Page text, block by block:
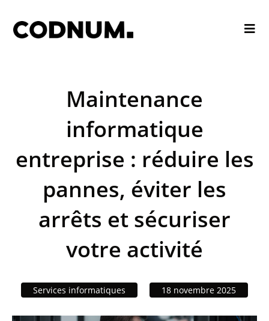
Maintenance
informatique
entreprise : réduire les
pannes, éviter les
arrêts et sécuriser
votre activité
Services informatiques 18 novembre 2025